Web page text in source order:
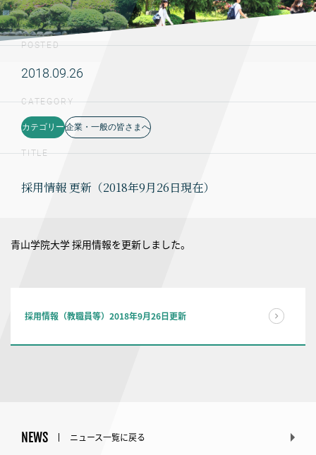
POSTED
2018.09.26
CATEGORY
カテゴリー 企業・一般の皆さまへ
TITLE
採用情報 更新（2018年9月26日現在）
青山学院大学 採用情報を更新しました。
採用情報（教職員等）2018年9月26日更新
NEWS ニュース一覧に戻る